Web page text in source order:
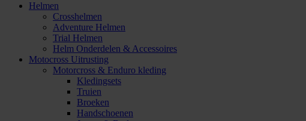
Helmen
Crosshelmen
Adventure Helmen
Trial Helmen
Helm Onderdelen & Accessoires
Motocross Uitrusting
Motorcross & Enduro kleding
Kledingsets
Truien
Broeken
Handschoenen